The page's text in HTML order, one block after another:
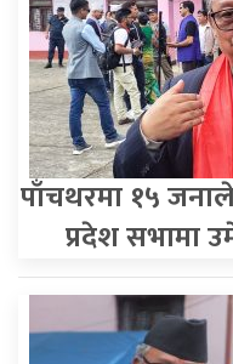
पाँचथरमा १५
प्रदेश सभामा